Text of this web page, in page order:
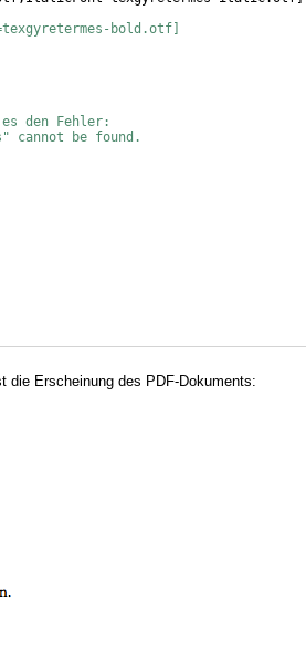
bold.otf]
den Fehler:
cannot be found.
die Erscheinung des PDF-Dokuments: